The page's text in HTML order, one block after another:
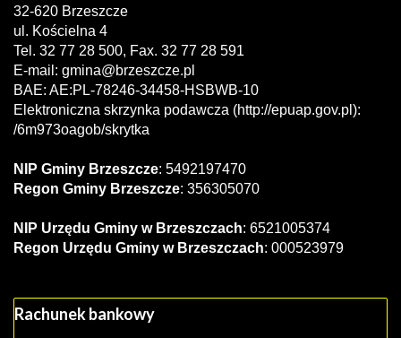
32-620 Brzeszcze
ul. Kościelna 4
Tel. 32 77 28 500, Fax. 32 77 28 591
E-mail: gmina@brzeszcze.pl
BAE: AE:PL-78246-34458-HSBWB-10
Elektroniczna skrzynka podawcza (http://epuap.gov.pl):
/6m973oagob/skrytka
NIP Gminy Brzeszcze: 5492197470
Regon Gminy Brzeszcze: 356305070
NIP Urzędu Gminy w Brzeszczach: 6521005374
Regon Urzędu Gminy w Brzeszczach: 000523979
Rachunek bankowy